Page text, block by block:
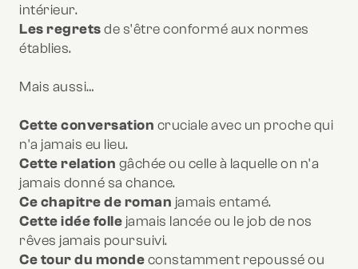
intérieur.
Les regretsde s'être conformé aux normes
établies.
Mais aussi…
Cette conversation cruciale avec un proche qui
n'a jamais eu lieu.
Cette relation gâchée ou celle à laquelle on n'a
jamais donné sa chance.
Ce chapitre de roman jamais entamé.
Cette idée folle jamais lancée ou le job de nos
rêves jamais poursuivi.
Ce tour du mondeconstamment repoussé ou